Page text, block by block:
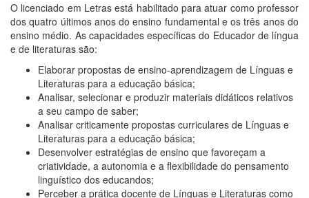
O licenciado em Letras está habilitado para atuar como professor
dos quatro últimos anos do ensino fundamental e os três anos do
ensino médio. As capacidades específicas do Educador de língua
e de literaturas são:
Elaborar propostas de ensino-aprendizagem de Línguas e
Literaturas para a educação básica;
Analisar, selecionar e produzir materiais didáticos relativos
a seu campo de saber;
Analisar criticamente propostas curriculares de Línguas e
Literaturas para a educação básica;
Desenvolver estratégias de ensino que favoreçam a
criatividade, a autonomia e a flexibilidade do pensamento
linguístico dos educandos;
Perceber a prática docente de Línguas e Literaturas como